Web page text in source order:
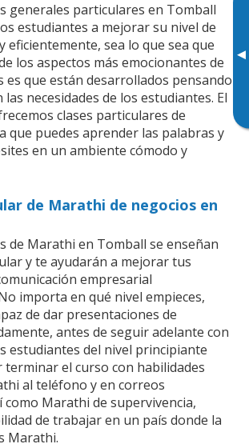
▸
generales particulares en Tomball
estudiantes a mejorar su nivel de
eficientemente, sea lo que sea que
los aspectos más emocionantes de
es que están desarrollados pensando
necesidades de los estudiantes. El
clases particulares de
que puedes aprender las palabras y
en un ambiente cómodo y
de Marathi de negocios en
de Marathi en Tomball se enseñan
y te ayudarán a mejorar tus
empresarial
importa en qué nivel empieces,
de dar presentaciones de
antes de seguir adelante con
estudiantes del nivel principiante
terminar el curso con habilidades
al teléfono y en correos
como Marathi de supervivencia,
de trabajar en un país donde la
Marathi.